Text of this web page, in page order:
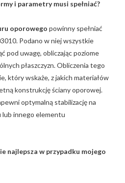
i parametry musi spełniać?
oporowego powinny spełniać
Podano w niej wszystkie
pod uwagę, obliczając poziome
płaszczyzn. Obliczenia tego
który wskaże, z jakich materiałów
konstrukcję ściany oporowej.
optymalną stabilizację na
innego elementu
najlepsza w przypadku mojego